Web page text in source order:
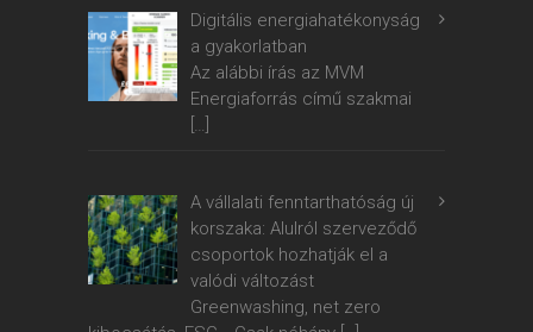
Digitális energiahatékonyság
a gyakorlatban
Az alábbi írás az MVM
Energiaforrás című szakmai
A vállalati fenntarthatóság új
korszaka: Alulról szerveződő
csoportok hozhatják el a
valódi változást
Greenwashing, net zero